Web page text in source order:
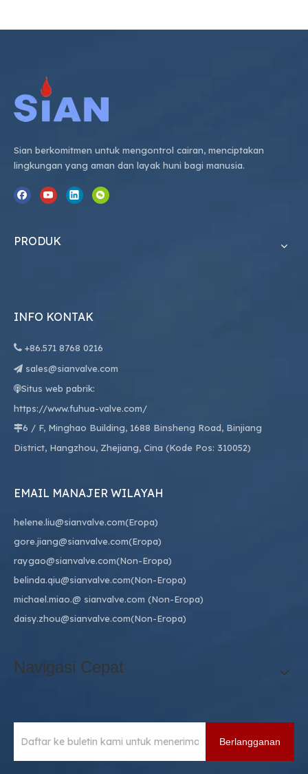
Sian berkomitmen untuk mengontrol cairan, menciptakan
lingkungan yang aman dan layak huni bagi manusia.
PRODUK
INFO KONTAK
 +86.571 8768 0216
 sales@sianvalve.com
Situs web pabrik:
https://www.fuhua-valve.com/
6 / F, Minghao Building, 1688 Binsheng Road, Binjiang
District, Hangzhou, Zhejiang, Cina (Kode Pos: 310052)
EMAIL MANAJER WILAYAH
helene.liu@sianvalve.com(Eropa)
gore.jiang@sianvalve.com(Eropa)
raygao@sianvalve.com(Non-Eropa)
belinda.qiu@sianvalve.com(Non-Eropa)
michael.miao.@ sianvalve.com (Non-Eropa)
daisy.zhou@sianvalve.com(Non-Eropa)
Navigasi Cepat
Berlangganan